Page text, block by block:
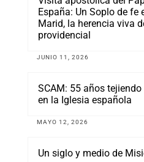
España: Un Soplo de fe
Marid, la herencia viva
providencial
JUNIO 11, 2026
SCAM: 55 años
en la Iglesia española
MAYO 12, 2026
Un siglo y medio de